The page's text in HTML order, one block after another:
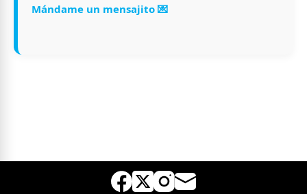
Mándame un mensajito 💌